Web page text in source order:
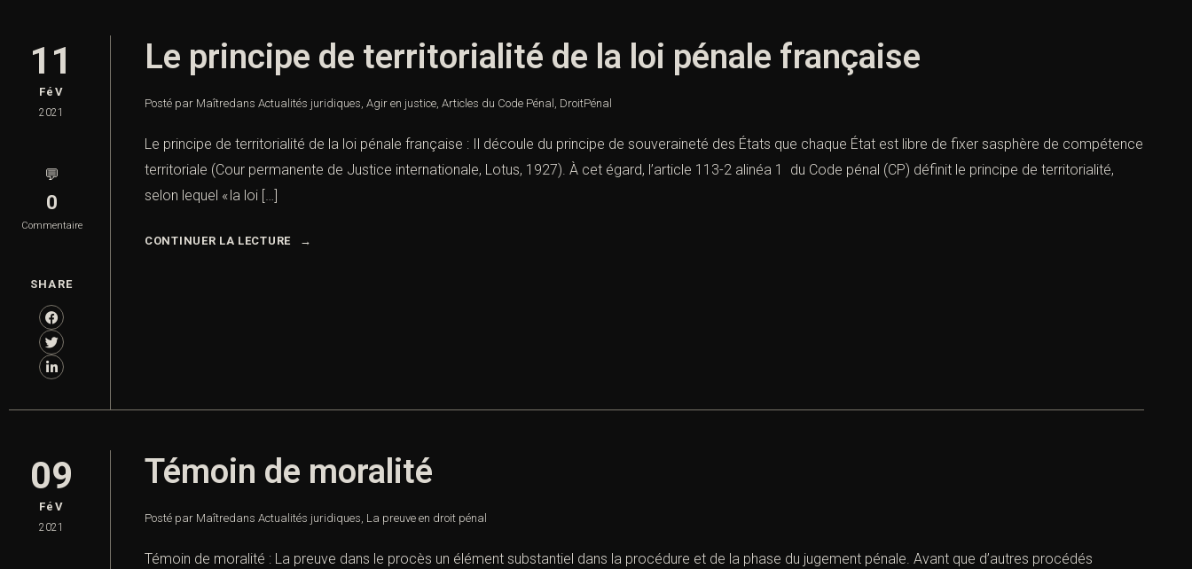
11
FéV
2021
💬
0
Commentaire
SHARE
Le principe de territorialité de la loi pénale française
Posté par Maîtredans Actualités juridiques, Agir en justice, Articles du Code Pénal , DroitPénal
Le principe de territorialité de la loi pénale française : Il découle du principe de souveraineté des États que chaque État est libre de fixer sasphère de compétence
territoriale (Cour permanente de Justice internationale, Lotus, 1927). À cet égard, l’article 113-2 alinéa 1 du Code pénal (CP) définit le principe de territorialité,
selon lequel « la loi […]
CONTINUER LA LECTURE
09
FéV
2021
Témoin de moralité
Posté par Maîtredans Actualités juridiques, La preuve en droit pénal
Témoin de moralité : La preuve dans le procès un élément substantiel dans la procédure et de la phase du jugement pénale. Avant que d’autres procédés